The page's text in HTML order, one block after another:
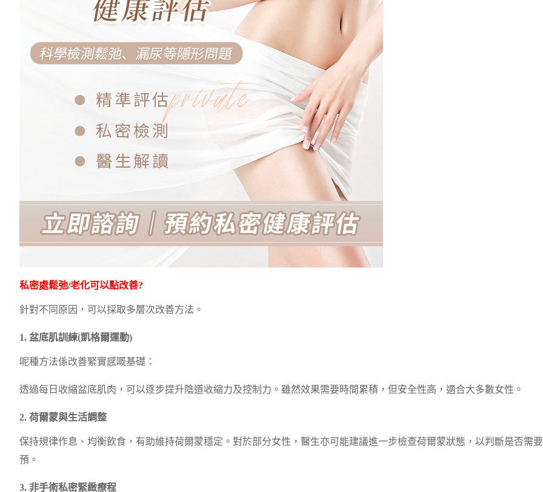
私密處鬆弛/老化可以點改善?
針對不同原因，可以採取多層次改善方法。
1. 盆底肌訓練(凱格爾運動)
呢種方法係改善緊實感嘅基礎：
透過每日收縮盆底肌肉，可以逐步提升陰道收縮力及控制力。雖然效果需要時間累積，但安全性高，適合大多數女性。
2. 荷爾蒙與生活調整
保持規律作息、均衡飲食，有助維持荷爾蒙穩定。對於部分女性，醫生亦可能建議進一步檢查荷爾蒙狀態，以判斷是否需
預。
3. 非手術私密緊緻療程